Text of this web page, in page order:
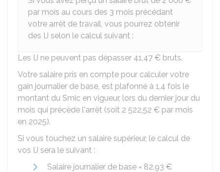
par mois au cours des 3 mois précédant
votre arrêt de travail, vous pourrez obtenir
des IJ selon le calcul suivant :
Les IJ ne peuvent pas dépasser 41,47 € bruts.
Votre salaire pris en compte pour calculer votre
gain journalier de base, est plafonné à 1,4 fois le
montant du Smic en vigueur, lors du dernier jour du
mois qui précède l'arrêt (soit 2 522,52 € par mois
en 2025).
Si vous touchez un salaire supérieur, le calcul de
vos IJ sera le suivant :
Salaire journalier de base = 82,93 €